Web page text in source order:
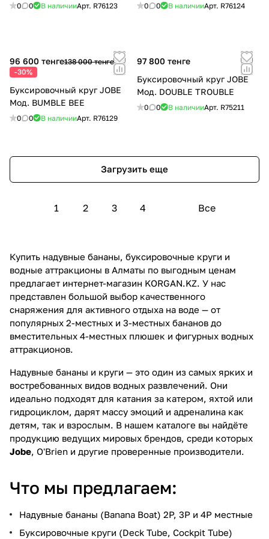
0 0 В наличииАрт. R76123 0 0 В наличииАрт. R76124
96 600 тенге138 000 тенге
-30%
Буксировочный круг JOBE
Мод. BUMBLE BEE
0 0 В наличииАрт. R76129
97 800 тенге
Буксировочный круг JOBE
Мод. DOUBLE TROUBLE
0 0 В наличииАрт. R75211
Загрузить еще
1 2 3 4 Все
Купить надувные бананы, буксировочные круги и
водные аттракционы в Алматы по выгодным ценам
предлагает интернет-магазин KORGAN.KZ. У нас
представлен большой выбор качественного
снаряжения для активного отдыха на воде — от
популярных 2-местных и 3-местных бананов до
вместительных 4-местных плюшек и фигурных водных
аттракционов.
Надувные бананы и круги — это один из самых ярких и
востребованных видов водных развлечений. Они
идеально подходят для катания за катером, яхтой или
гидроциклом, дарят массу эмоций и адреналина как
детям, так и взрослым. В нашем каталоге вы найдёте
продукцию ведущих мировых брендов, среди которых
Jobe, O'Brien и другие проверенные производители.
Что мы предлагаем:
Надувные бананы (Banana Boat) 2P, 3P и 4P местные
Буксировочные круги (Deck Tube, Cockpit Tube)